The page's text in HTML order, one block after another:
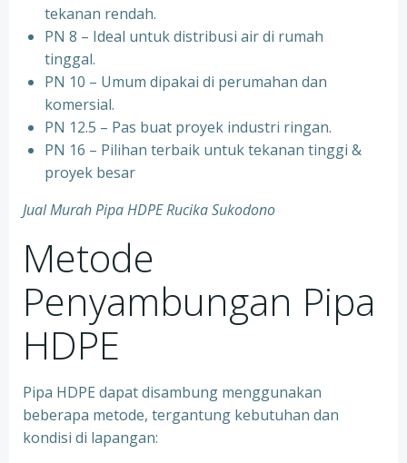
tekanan rendah.
PN 8 – Ideal untuk distribusi air di rumah
tinggal.
PN 10 – Umum dipakai di perumahan dan
komersial.
PN 12.5 – Pas buat proyek industri ringan.
PN 16 – Pilihan terbaik untuk tekanan tinggi &
proyek besar
Jual Murah Pipa HDPE Rucika Sukodono
Metode
Penyambungan Pipa
HDPE
Pipa HDPE dapat disambung menggunakan
beberapa metode, tergantung kebutuhan dan
kondisi di lapangan: